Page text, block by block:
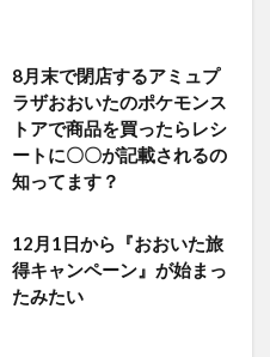
8月末で閉店するアミュプ
ラザおおいたのポケモンス
トアで商品を買ったらレシ
ートに〇〇が記載されるの
知ってます？
12月1日から『おおいた旅
得キャンペーン』が始まっ
たみたい